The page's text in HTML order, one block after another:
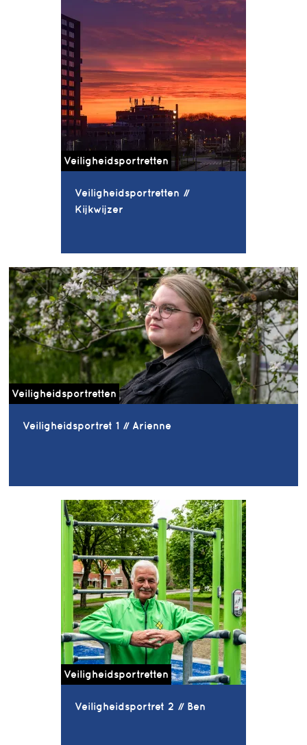
Veiligheidsportretten
Veiligheidsportretten //
Kijkwijzer
Veiligheidsportretten
Veiligheidsportret 1 // Arienne
Veiligheidsportretten
Veiligheidsportret 2 // Ben